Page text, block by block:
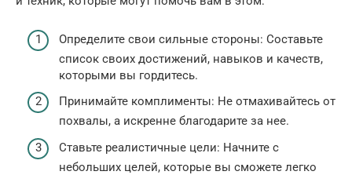
Определите свои сильные стороны: Составьте
список своих достижений, навыков и качеств,
которыми вы гордитесь.
Принимайте комплименты: Не отмахивайтесь от
похвалы, а искренне благодарите за нее.
Ставьте реалистичные цели: Начните с
небольших целей, которые вы сможете легко